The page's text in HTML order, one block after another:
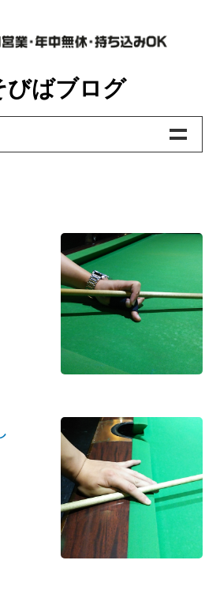
びばブログ
あそびば真野店
あそびば貝塚店
そびば大和高田店